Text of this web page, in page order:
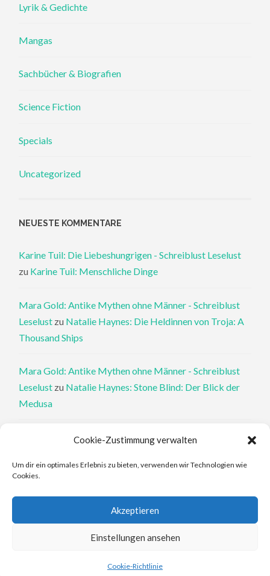
Cookie-Zustimmung verwalten
Um dir ein optimales Erlebnis zu bieten, verwenden wir Technologien wie
Cookies.
Akzeptieren
Einstellungen ansehen
Cookie-Richtlinie
Lyrik & Gedichte
Mangas
Sachbücher & Biografien
Science Fiction
Specials
Uncategorized
NEUESTE KOMMENTARE
Karine Tuil: Die Liebeshungrigen - Schreiblust Leselust
zu Karine Tuil: Menschliche Dinge
Mara Gold: Antike Mythen ohne Männer - Schreiblust
Leselust zu Natalie Haynes: Die Heldinnen von Troja: A
Thousand Ships
Mara Gold: Antike Mythen ohne Männer - Schreiblust
Leselust zu Natalie Haynes: Stone Blind: Der Blick der
Medusa
Philippa Perry: Die Therapeutin und ihre Mörder: Dr. Pat
Philippa Perry: Das Buch, von dem du dir wünschst, deine
Elena Ferrante: An den Rändern - Schreiblust Leselust
Elena Ferrante: Die Geschichte des verlorenen Kindes